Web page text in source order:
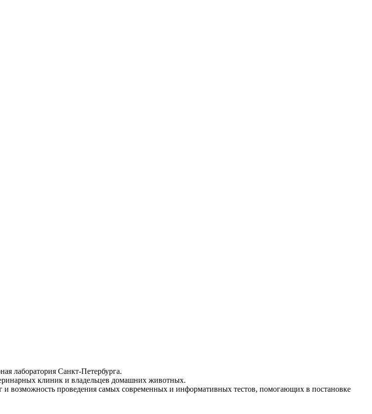
лаборатория Санкт-Петербурга.
клиник и владельцев домашних животных.
возможность проведения самых современных и информативных тестов, помогающих в постановке